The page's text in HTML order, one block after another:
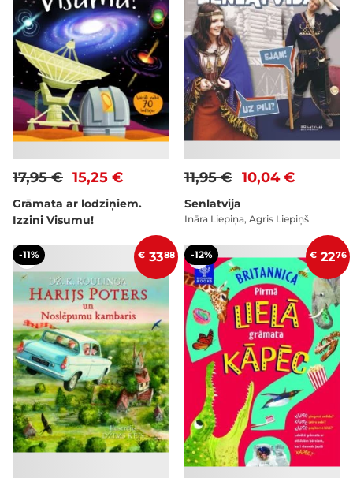
15,25 €
17,95 €
Grāmata ar lodziņiem.
Izzini Visumu!
10,04 €
11,95 €
Senlatvija
Ināra Liepiņa, Agris Liepiņš
-11% € 3388 -12% € 2276